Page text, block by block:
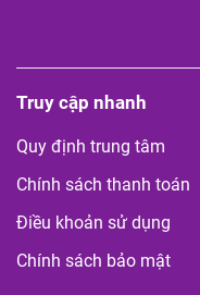
Truy cập nhanh
Quy định trung tâm
Chính sách thanh toán
Điều khoản sử dụng
Chính sách bảo mật